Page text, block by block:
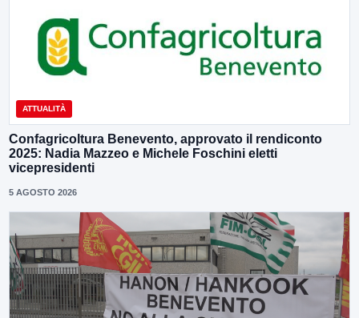
ATTUALITÀ
Confagricoltura Benevento, approvato il rendiconto
2025: Nadia Mazzeo e Michele Foschini eletti
vicepresidenti
5 AGOSTO 2026